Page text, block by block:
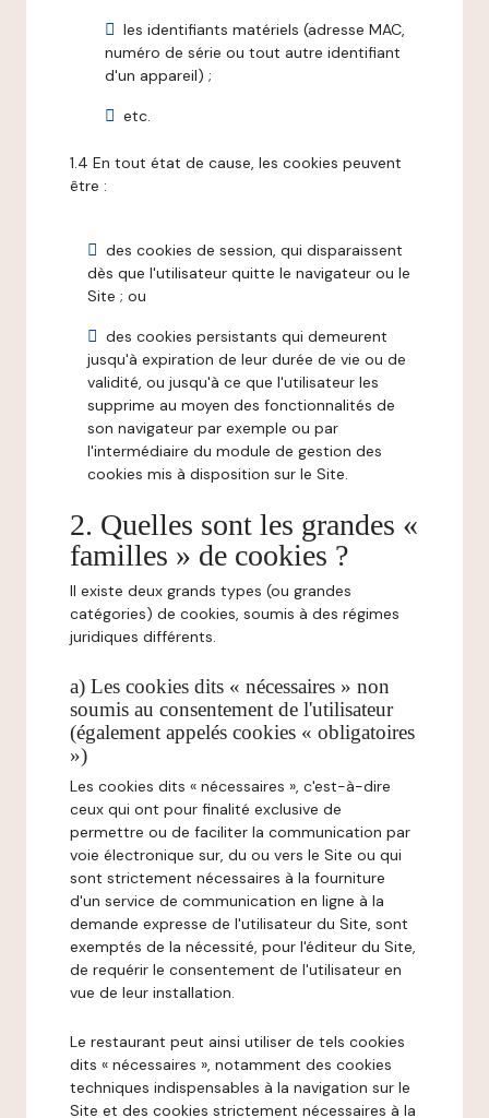
les identifiants matériels (adresse MAC,
numéro de série ou tout autre identifiant
d'un appareil) ;
etc.
1.4 En tout état de cause, les cookies peuvent
être :
des cookies de session, qui disparaissent
dès que l'utilisateur quitte le navigateur ou le
Site ; ou
des cookies persistants qui demeurent
jusqu'à expiration de leur durée de vie ou de
validité, ou jusqu'à ce que l'utilisateur les
supprime au moyen des fonctionnalités de
son navigateur par exemple ou par
l'intermédiaire du module de gestion des
cookies mis à disposition sur le Site.
2. Quelles sont les grandes «
familles » de cookies ?
Il existe deux grands types (ou grandes
catégories) de cookies, soumis à des régimes
juridiques différents.
a) Les cookies dits « nécessaires » non
soumis au consentement de l'utilisateur
(également appelés cookies « obligatoires
»)
Les cookies dits « nécessaires », c'est-à-dire
ceux qui ont pour finalité exclusive de
permettre ou de faciliter la communication par
voie électronique sur, du ou vers le Site ou qui
sont strictement nécessaires à la fourniture
d'un service de communication en ligne à la
demande expresse de l'utilisateur du Site, sont
exemptés de la nécessité, pour l'éditeur du Site,
de requérir le consentement de l'utilisateur en
vue de leur installation.
Le restaurant peut ainsi utiliser de tels cookies
dits « nécessaires », notamment des cookies
techniques indispensables à la navigation sur le
Site et des cookies strictement nécessaires à la